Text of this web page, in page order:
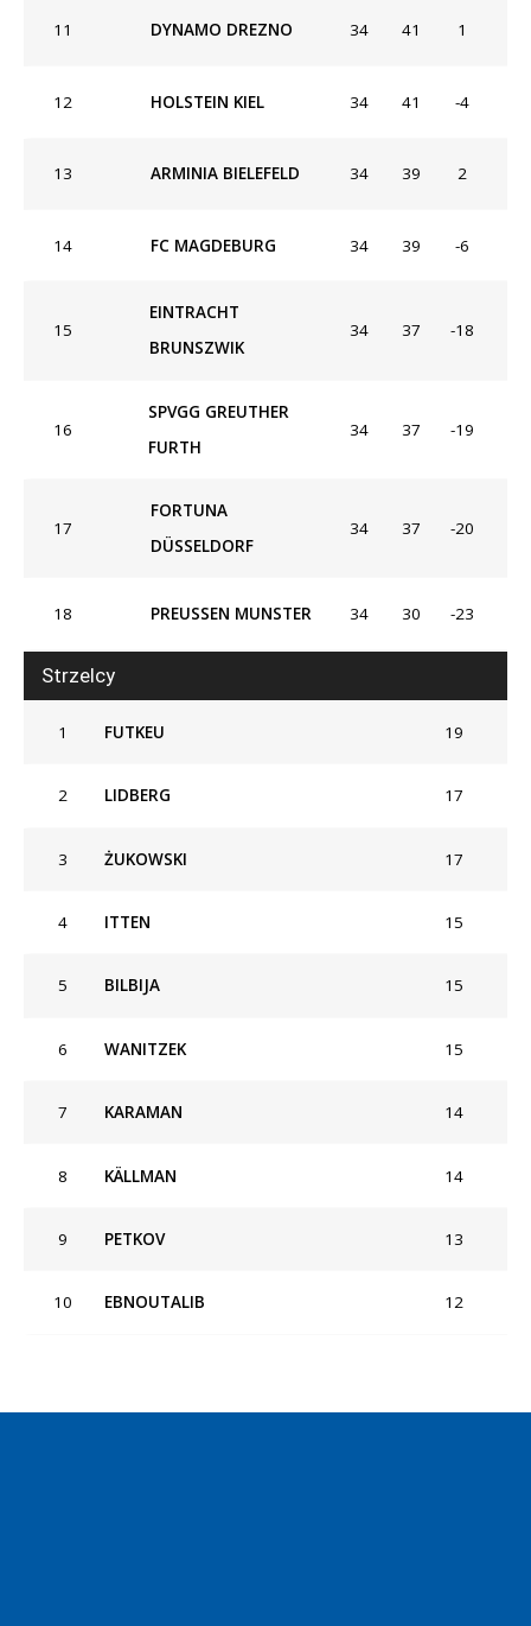
11 DYNAMO DREZNO 34 41 1
12 HOLSTEIN KIEL 34 41 -4
13 ARMINIA BIELEFELD 34 39 2
14 FC MAGDEBURG 34 39 -6
15
EINTRACHT
BRUNSZWIK
34 37 -18
16
SPVGG GREUTHER
FURTH
34 37 -19
17
FORTUNA
DÜSSELDORF
34 37 -20
18 PREUSSEN MUNSTER 34 30 -23
Strzelcy
1 FUTKEU 19
2 LIDBERG 17
3 ŻUKOWSKI 17
4 ITTEN 15
5 BILBIJA 15
6 WANITZEK 15
7 KARAMAN 14
8 KÄLLMAN 14
9 PETKOV 13
10 EBNOUTALIB 12